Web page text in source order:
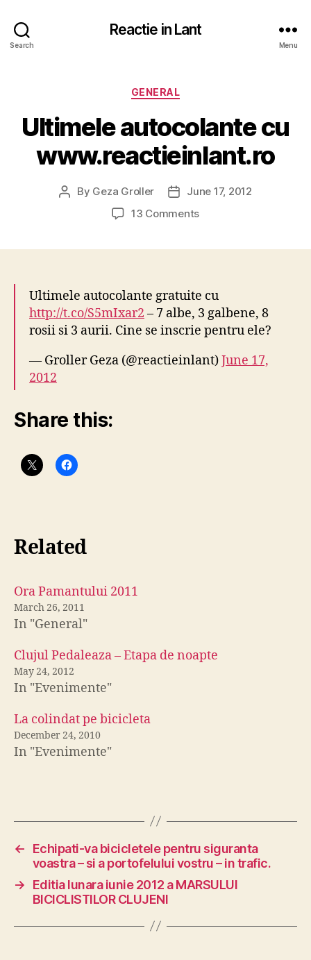
Search
Reactie in Lant
Menu
Categories
GENERAL
Ultimele autocolante cu
www.reactieinlant.ro
Post
By Geza Groller
PostJune 17, 2012
13 Commentson
Ultimele autocolante gratuite cu
http://t.co/S5mIxar2 – 7 albe, 3 galbene, 8
rosii si 3 aurii. Cine se inscrie pentru ele?
— Groller Geza (@reactieinlant)June 17,
2012
Share this:
Related
Ora Pamantului 2011
March 26, 2011
In "General"
Clujul Pedaleaza – Etapa de noapte
May 24, 2012
In "Evenimente"
La colindat pe bicicleta
December 24, 2010
In "Evenimente"
←
Echipati-va bicicletele pentru siguranta
voastra – si a portofelului vostru – in trafic.
→
Editia lunara iunie 2012 a MARSULUI
BICICLISTILOR CLUJENI